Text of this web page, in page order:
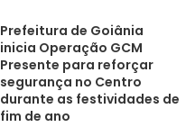
Prefeitura de Goiânia
inicia Operação GCM
Presente para reforçar
segurança no Centro
durante as festividades de
fim de ano